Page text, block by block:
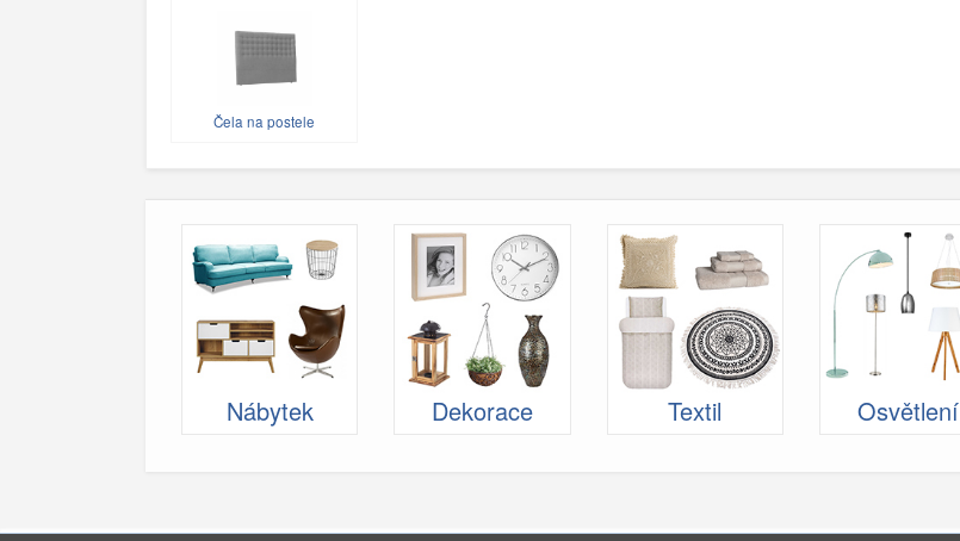
Čela na postele
Nábytek Dekorace Textil Osvětlení